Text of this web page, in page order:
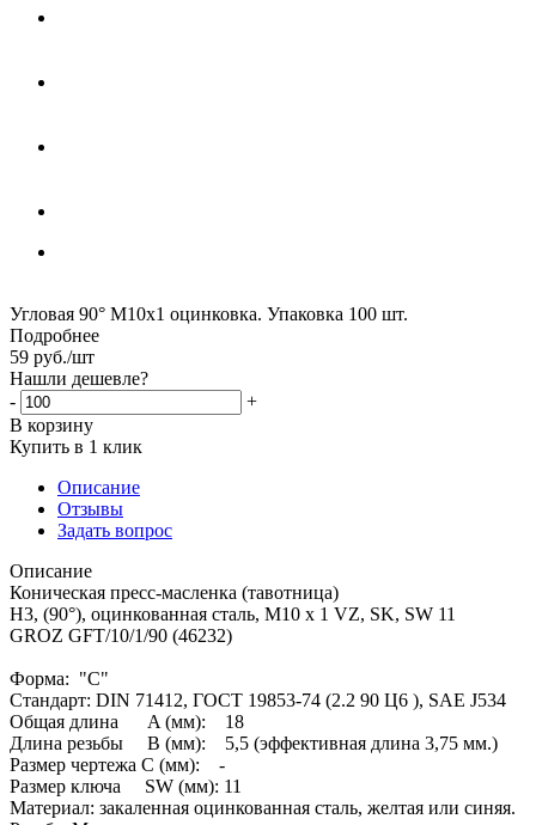
Угловая 90° М10х1 оцинковка. Упаковка 100 шт.
Подробнее
59 руб./шт
Нашли дешевле?
-
+
В корзину
Купить в 1 клик
Описание
Отзывы
Задать вопрос
Описание
Коническая пресс-масленка (тавотница)
H3, (90°), оцинкованная сталь, M10 x 1 VZ, SK, SW 11
GROZ GFT/10/1/90 (46232)
Форма: "C"
Стандарт: DIN 71412, ГОСТ 19853-74 (2.2 90 Ц6 ), SAE J534
Общая длина A (мм): 18
Длина резьбы B (мм): 5,5 (эффективная длина 3,75 мм.)
Размер чертежа С (мм): -
Размер ключа SW (мм): 11
Материал: закаленная оцинкованная сталь, желтая или синяя.